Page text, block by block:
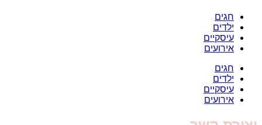
חגים
ילדים
עיסקיים
אירועים
חגים
ילדים
עיסקיים
אירועים